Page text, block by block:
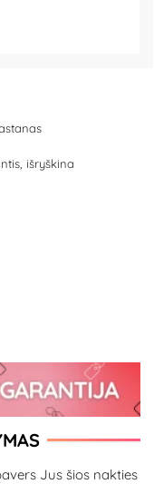
išryškina
Jus šios nakties